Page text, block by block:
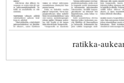
ratikka-